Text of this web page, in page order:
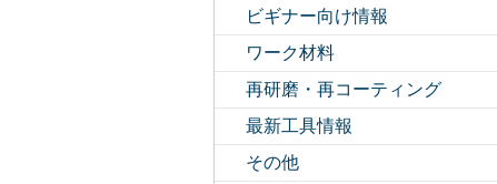
ビギナー向け情報
ワーク材料
再研磨・再コーティング
最新工具情報
その他